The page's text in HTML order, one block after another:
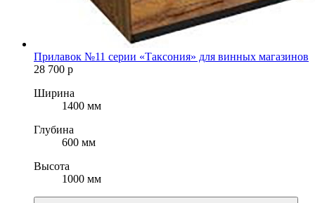
Прилавок №11 серии «Таксония» для винных магазинов
28 700 р
Ширина
1400 мм
Глубина
600 мм
Высота
1000 мм